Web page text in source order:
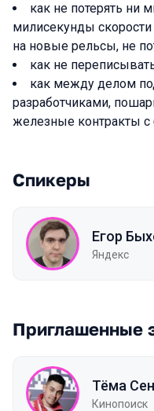
как не потерять ни
милисекунды
на новые рельсы, не
как не
как между делом
разработчиками,
железные контракты с
Спикеры
Егор
Яндекс
Приглашенные
Тёма
Кинопоиск